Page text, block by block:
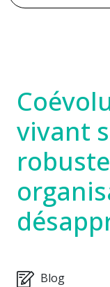
vivant
Blog